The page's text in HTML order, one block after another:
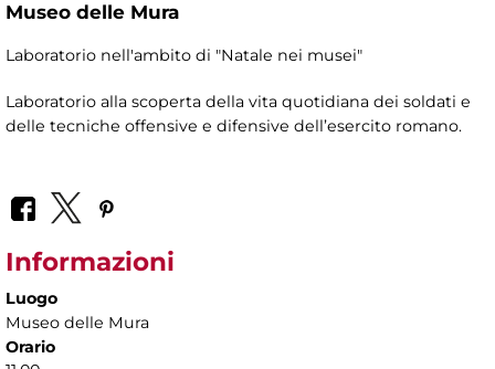
Museo delle Mura
Laboratorio nell'ambito di "Natale nei musei"
Laboratorio alla scoperta della vita quotidiana dei soldati e
delle tecniche offensive e difensive dell’esercito romano.
Informazioni
Luogo
Museo delle Mura
Orario